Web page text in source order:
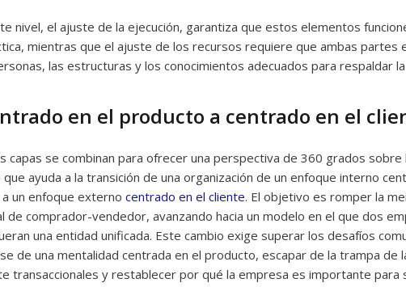
nivel, el ajuste de la ejecución, garantiza que estos elementos
mientras que el ajuste de los recursos requiere que ambas partes
las estructuras y los conocimientos adecuados para respaldar
en el producto a centrado en el
capas se combinan para ofrecer una perspectiva de 360 grados sobre
que ayuda a la transición de una organización de un enfoque interno
un enfoque externo centrado en el cliente. El objetivo es romper la
de comprador-vendedor, avanzando hacia un modelo en el que dos
una entidad unificada. Este cambio exige superar los desafíos
de una mentalidad centrada en el producto, escapar de la trampa de
transaccionales y restablecer por qué la empresa es importante para